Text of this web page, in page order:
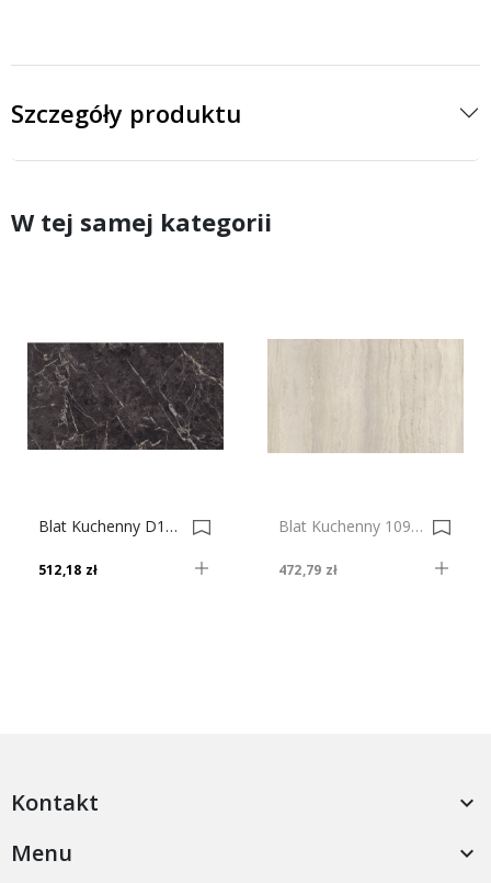
Szczegóły produktu
W tej samej kategorii
Blat Kuchenny D1082 SM Mercurio, 38mm 0018484-0018506
512,18 zł
Blat Kuchenny 1098 SM Trawertyn Tiramisu, 38mm 0021366-0021367
472,79 zł
Kontakt 
Menu 